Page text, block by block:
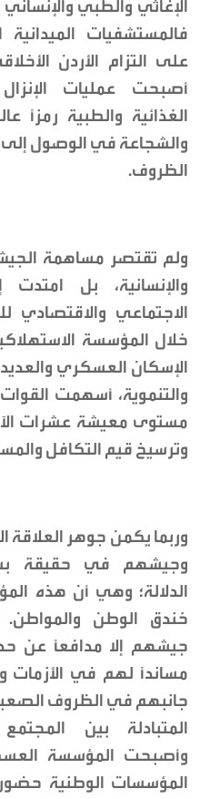
الإغاثي والطبي
فالمستشفيات
على التزام الأردن
أصبحت عمليات
الغذائية والطبية رمزاً
والشجاعة في الوصول
الظروف.
ولم تقتصر مساهمة
والإنسانية، بل امتدت
الاجتماعي والاقتصادي
خلال المؤسسة
الإسكان العسكري والعديد
والتنموية، أسهمت
مستوى معيشة عشرات
وترسيخ قيم التكافل
وربما يكمن جوهر العلاقة
وجيشهم في حقيقة
الدلالة؛ وهي أن هذه
خندق الوطن والمواطن.
جيشهم إلا مدافعاً عن
مسانداً لهم في الأزمات
جانبهم في الظروف
المتبادلة بين
وأصبحت المؤسسة
المؤسسات الوطنية